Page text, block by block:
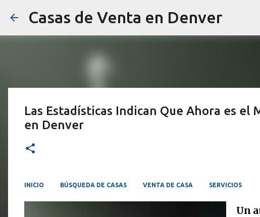
Casas de Venta en Denver
Las Estadísticas Indican Que Ahora es el
en Denver
INICIO BÚSQUEDA DE CASAS VENTA DE CASA SERVICIOS
Un